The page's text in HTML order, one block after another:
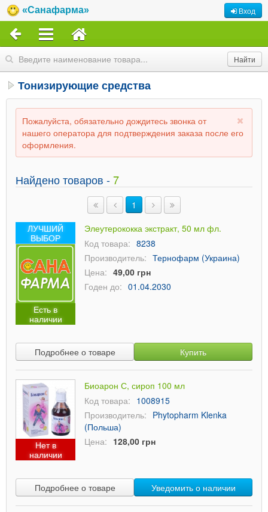
«Санафарма» Вход
Тонизирующие средства
Пожалуйста, обязательно дождитесь звонка от
нашего оператора для подтверждения заказа после его
оформления.
Найдено товаров -7
1
ЛУЧШИЙ
ВЫБОР
Есть в
наличии
Элеутерококка экстракт, 50 мл фл.
Код товара: 8238
Производитель: Тернофарм (Украина)
Цена: 49,00 грн
Годен до: 01.04.2030
Подробнее о товаре Купить
Нет в
наличии
Биоарон С, сироп 100 мл
Код товара: 1008915
Производитель: Phytopharm Klenka
(Польша)
Цена: 128,00 грн
Подробнее о товаре Уведомить о наличии